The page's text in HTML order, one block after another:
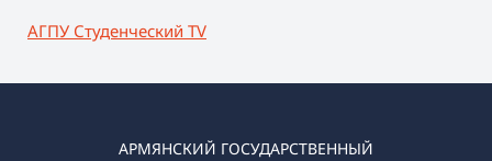
АГПУ Студенческий TV
АРМЯНСКИЙ ГОСУДАРСТВЕННЫЙ